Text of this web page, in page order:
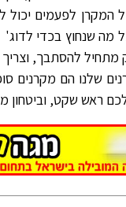
המקרן לפעמים יכול
מה שנחוץ בכדי לדוג'
מתחיל להסתבך,
שלנו הם מקרנים
ראש שקט, וביטחון